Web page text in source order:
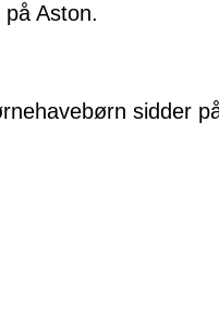
på Aston.